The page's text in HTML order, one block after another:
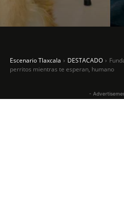
Escenario Tlaxcala DESTACADO
perritos mientras te esperan, humano
-